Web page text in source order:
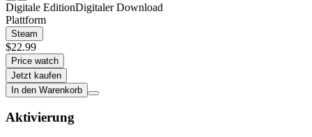
Digitale EditionDigitaler Download
Plattform
Steam
$22.99
Price watch
Jetzt kaufen
In den Warenkorb
Aktivierung